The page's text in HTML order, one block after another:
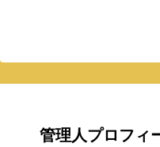
管理人プロフィ